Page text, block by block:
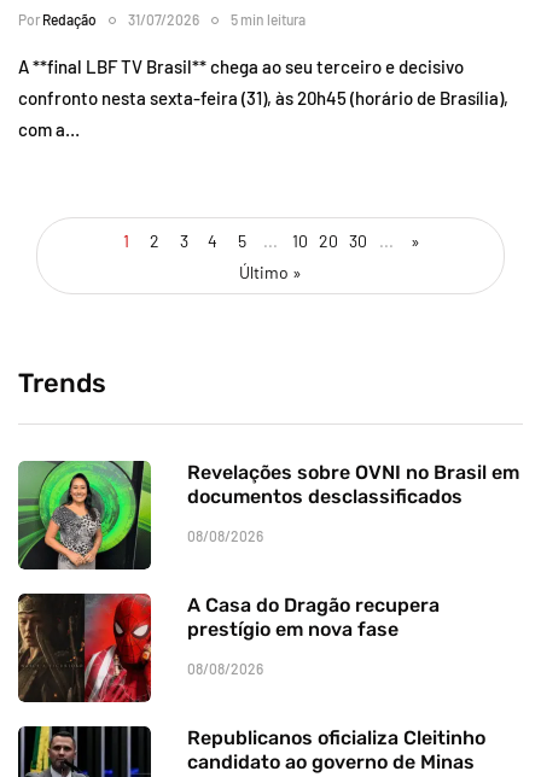
Por Redação 31/07/2026 5 min leitura
A **final LBF TV Brasil** chega ao seu terceiro e decisivo
confronto nesta sexta-feira (31), às 20h45 (horário de Brasília),
com a…
1 2 3 4 5 ... 10 20 30 ...
»
Último »
Trends
Revelações sobre OVNI no Brasil em
documentos desclassificados
08/08/2026
A Casa do Dragão recupera
prestígio em nova fase
08/08/2026
Republicanos oficializa Cleitinho
candidato ao governo de Minas